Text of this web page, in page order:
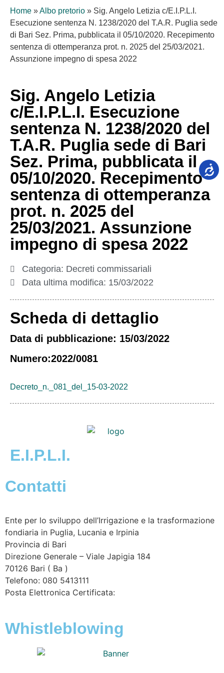
Home »Albo pretorio » Sig. Angelo Letizia c/E.I.P.L.I.
Esecuzione sentenza N. 1238/2020 del T.A.R. Puglia sede
di Bari Sez. Prima, pubblicata il 05/10/2020. Recepimento
sentenza di ottemperanza prot. n. 2025 del 25/03/2021.
Assunzione impegno di spesa 2022
Sig. Angelo Letizia
c/E.I.P.L.I. Esecuzione
sentenza N. 1238/2020 del
T.A.R. Puglia sede di Bari
Sez. Prima, pubblicata il
05/10/2020. Recepimento
sentenza di ottemperanza
prot. n. 2025 del
25/03/2021. Assunzione
impegno di spesa 2022
Categoria: Decreti commissariali
Data ultima modifica: 15/03/2022
Scheda di dettaglio
Data di pubblicazione: 15/03/2022
Numero:2022/0081
Decreto_n._081_del_15-03-2022
E.I.P.L.I.
Contatti
Ente per lo sviluppo dell’Irrigazione e la trasformazione
fondiaria in Puglia, Lucania e Irpinia
Provincia di Bari
Direzione Generale – Viale Japigia 184
70126 Bari ( Ba )
Telefono: 080 5413111
Posta Elettronica Certificata:
Whistleblowing